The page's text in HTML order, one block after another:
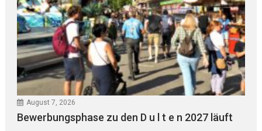
August 7, 2026
Bewerbungsphase zu den D u l t e n 2027 läuft